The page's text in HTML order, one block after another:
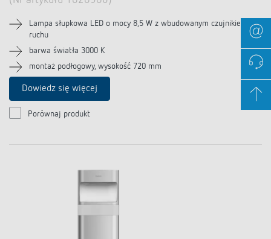
Lampa słupkowa LED o mocy 8,5 W z wbudowanym czujnikiem
ruchu
barwa światła 3000 K
montaż podłogowy, wysokość 720 mm
Dowiedz się więcej
Porównaj produkt